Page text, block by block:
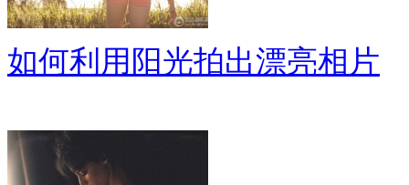
如何利用阳光拍出漂亮相片